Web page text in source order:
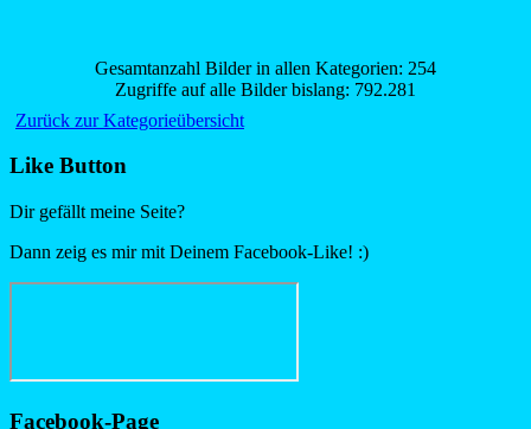
Gesamtanzahl Bilder in allen Kategorien: 254
Zugriffe auf alle Bilder bislang: 792.281
Zurück zur Kategorieübersicht
Like Button
Dir gefällt meine Seite?
Dann zeig es mir mit Deinem Facebook-Like! :)
Facebook-Page